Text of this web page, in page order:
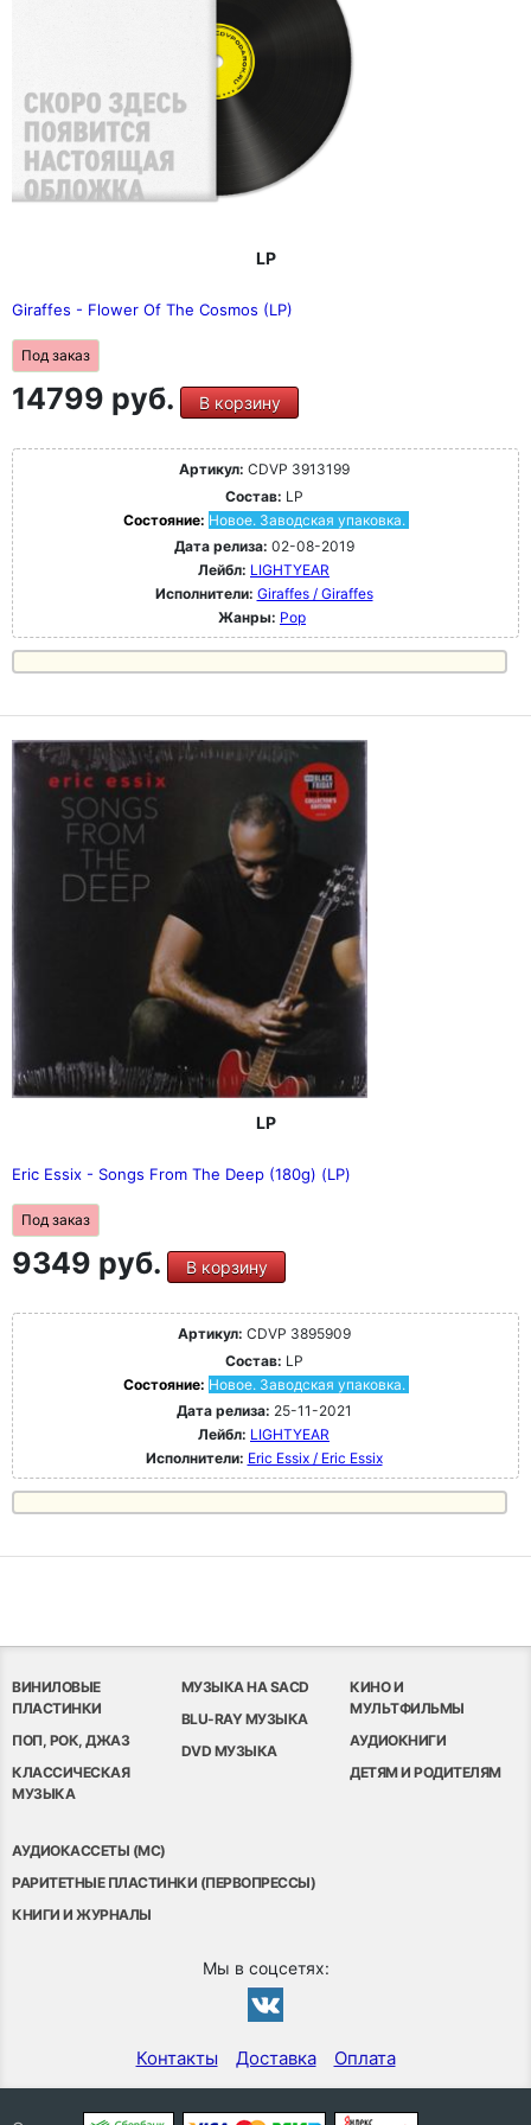
LP
Giraffes - Flower Of The Cosmos (LP)
Под заказ
14799 руб. В корзину
Артикул: CDVP 3913199
Состав: LP
Состояние: Новое. Заводская упаковка.
Дата релиза: 02-08-2019
Лейбл: LIGHTYEAR
Исполнители: Giraffes / Giraffes
Жанры: Pop
LP
Eric Essix - Songs From The Deep (180g) (LP)
Под заказ
9349 руб. В корзину
Артикул: CDVP 3895909
Состав: LP
Состояние: Новое. Заводская упаковка.
Дата релиза: 25-11-2021
Лейбл: LIGHTYEAR
Исполнители: Eric Essix / Eric Essix
ВИНИЛОВЫЕ
ПЛАСТИНКИ
ПОП, РОК, ДЖАЗ
КЛАССИЧЕСКАЯ
МУЗЫКА
МУЗЫКА НА SACD
BLU-RAY МУЗЫКА
DVD МУЗЫКА
КИНО И
МУЛЬТФИЛЬМЫ
АУДИОКНИГИ
ДЕТЯМ И РОДИТЕЛЯМ
АУДИОКАССЕТЫ (MC)
РАРИТЕТНЫЕ ПЛАСТИНКИ (ПЕРВОПРЕССЫ)
КНИГИ И ЖУРНАЛЫ
Мы в соцсетях:
Контакты Доставка Оплата